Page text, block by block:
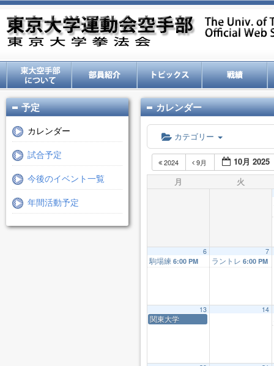
予定
カレンダー
試合予定
今後のイベント一覧
年間活動予定
カレンダー
カテゴリー
2024 9月
10月 2025
月
火
6
駒場練 6:00 PM
7
ラントレ 6:00 PM
13
関東大学
14